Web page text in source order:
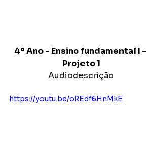
4º Ano - Ensino fundamental I -
Projeto 1
Audiodescrição
https://youtu.be/oREdf6HnMkE